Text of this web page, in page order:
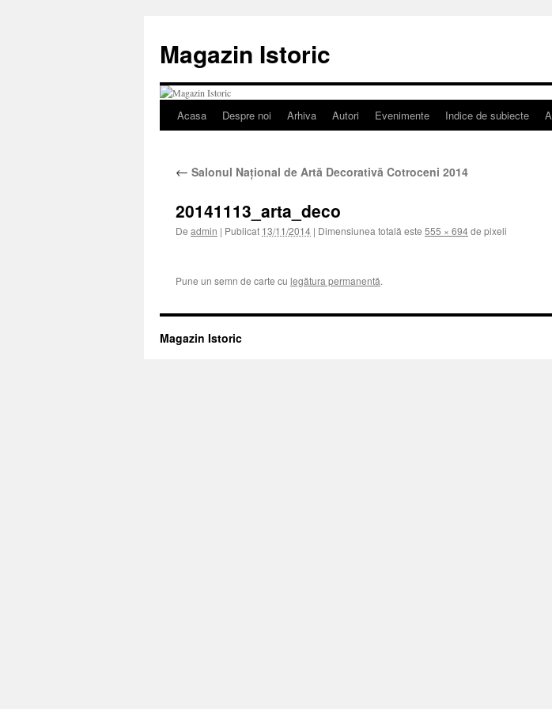
conținut
Magazin Istoric
Acasa Despre noi Arhiva Autori Evenimente Indice de subiecte
← Salonul Naţional de Artă Decorativă Cotroceni 2014
20141113_arta_deco
De admin | Publicat 13/11/2014 | Dimensiunea totală este 555 × 694de pixeli
Pune un semn de carte cu legătura permanentă.
Magazin Istoric